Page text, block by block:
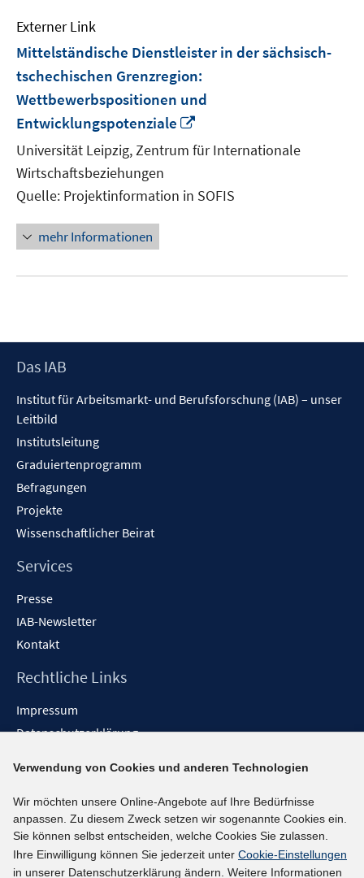
Externer Link
Mittelständische Dienstleister in der sächsisch-
tschechischen Grenzregion:
Wettbewerbspositionen und
Entwicklungspotenziale
neuem
Fenster
Universität Leipzig, Zentrum für Internationale
Wirtschaftsbeziehungen
Quelle: Projektinformation in SOFIS
mehr Informationen
Footer
Das IAB
Institut für Arbeitsmarkt- und Berufsforschung (IAB) – unser
Leitbild
Institutsleitung
Graduiertenprogramm
Befragungen
Projekte
Wissenschaftlicher Beirat
Services
Presse
IAB-Newsletter
Kontakt
Rechtliche Links
Impressum
Datenschutzerklärung
Barrieren melden
Social-Media-Kanäle
BlueSky
YouTube
Verwendung von Cookies und anderen Technologien
Wir möchten unsere Online-Angebote auf Ihre Bedürfnisse
anpassen. Zu diesem Zweck setzen wir sogenannte Cookies ein.
Sie können selbst entscheiden, welche Cookies Sie zulassen.
Ihre Einwilligung können Sie jederzeit unter Cookie-Einstellungen
in unserer Datenschutzerklärung ändern. Weitere Informationen